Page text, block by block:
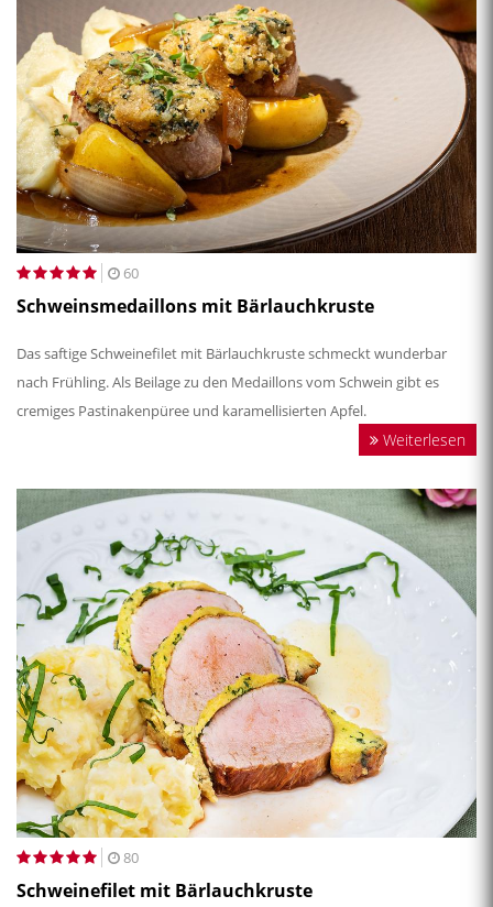
60
Schweinsmedaillons mit Bärlauchkruste
Das saftige Schweinefilet mit Bärlauchkruste schmeckt wunderbar
nach Frühling. Als Beilage zu den Medaillons vom Schwein gibt es
cremiges Pastinakenpüree und karamellisierten Apfel.
Weiterlesen
80
Schweinefilet mit Bärlauchkruste